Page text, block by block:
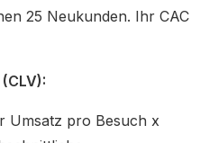
25 Neukunden. Ihr CAC
Umsatz pro Besuch x